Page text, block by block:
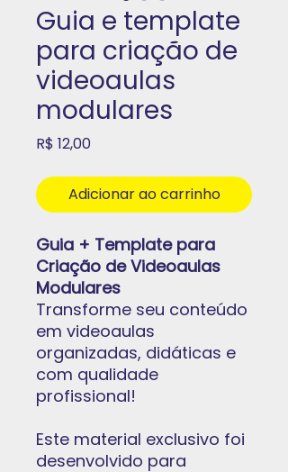
Guia e template
para criação de
videoaulas
modulares
R$ 12,00Preço
Adicionar ao carrinho
Guia + Template para
Criação de Videoaulas
Modulares
Transforme seu conteúdo
em videoaulas
organizadas, didáticas e
com qualidade
profissional!
Este material exclusivo foi
desenvolvido para